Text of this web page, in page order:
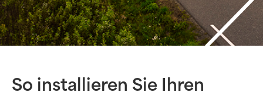
So installieren Sie Ihren